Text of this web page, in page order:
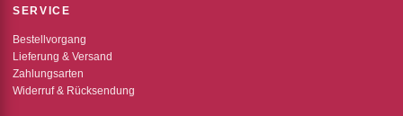
SERVICE
Bestellvorgang
Lieferung & Versand
Zahlungsarten
Widerruf & Rücksendung